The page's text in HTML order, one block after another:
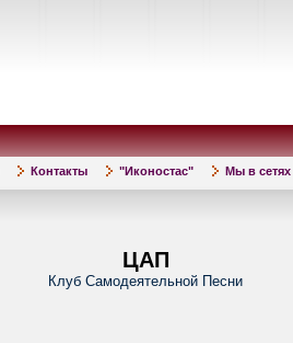
Контакты "Иконостас" Мы в сетях
ЦАП
Клуб Самодеятельной Песни